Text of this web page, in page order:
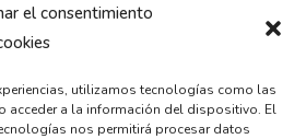
el consentimiento
utilizamos tecnologías como las
acceder a la información del dispositivo. El
nos permitirá procesar datos
sobresfutbol